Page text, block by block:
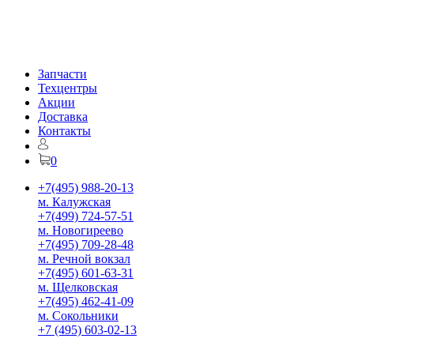
Запчасти
Техцентры
Акции
Доставка
Контакты
0
+7(495) 988-20-13
м. Калужская
+7(499) 724-57-51
м. Новогиреево
+7(495) 709-28-48
м. Речной вокзал
+7(495) 601-63-31
м. Щелковская
+7(495) 462-41-09
м. Сокольники
+7 (495) 603-02-13